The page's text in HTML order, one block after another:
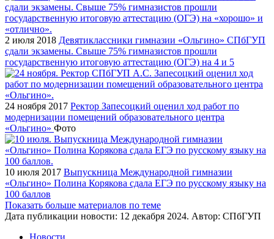
2 июля 2018 Девятиклассники гимназии «Ольгино» СПбГУП
сдали экзамены. Свыше 75% гимназистов прошли
государственную итоговую аттестацию (ОГЭ) на 4 и 5
24 ноября 2017 Ректор Запесоцкий оценил ход работ по
модернизации помещений образовательного центра
«Ольгино» Фото
10 июля 2017 Выпускница Международной гимназии
«Ольгино» Полина Корякова сдала ЕГЭ по русскому языку на
100 баллов
Показать больше материалов по теме
Дата публикации новости: 12 декабря 2024. Автор: СПбГУП
Новости